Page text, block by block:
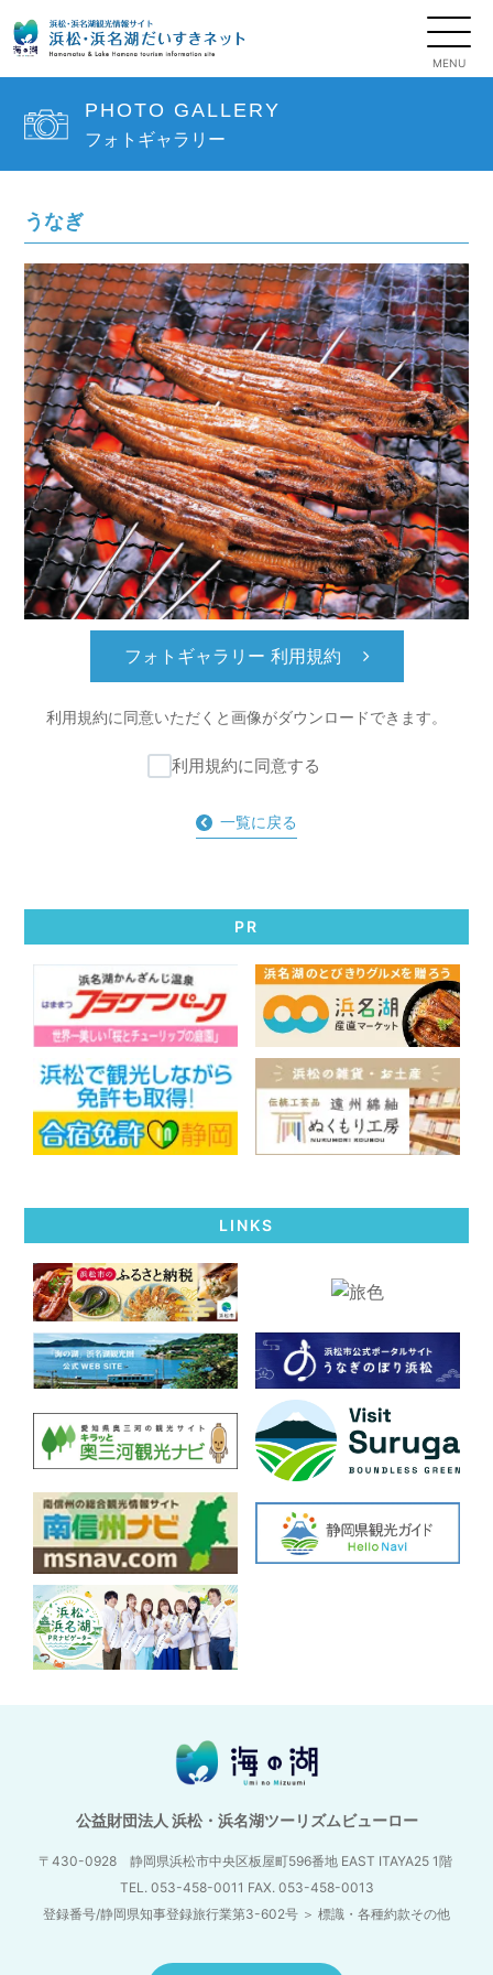
PHOTO GALLERY
フォトギャラリー
うなぎ
フォトギャラリー 利用規約
利用規約に同意いただくと画像がダウンロードできます。
利用規約に同意する
一覧に戻る
PR
LINKS
公益財団法人 浜松・浜名湖ツーリズムビューロー
〒430-0928 静岡県浜松市中央区板屋町596番地 EAST ITAYA25 1階
TEL. 053-458-0011 FAX. 053-458-0013
登録番号/静岡県知事登録旅行業第3-602号 ＞ 標識・各種約款その他